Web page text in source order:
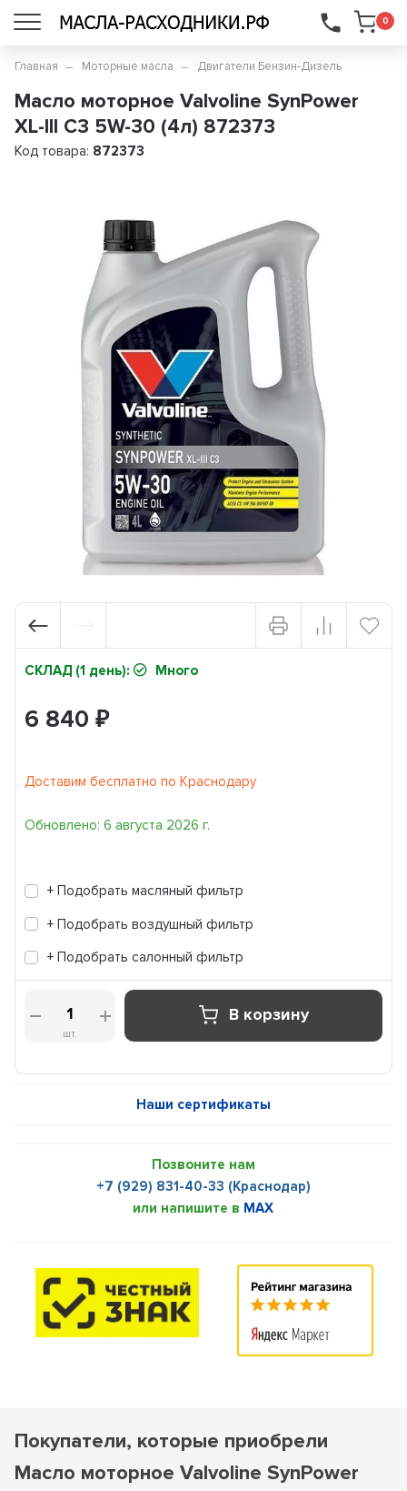
0
...
Главная Моторные масла Двигатели Бензин-Дизель
Масло моторное Valvoline SynPower
XL-III C3 5W-30 (4л) 872373
Код товара: 872373
СКЛАД (1 день): Много
6 840₽
Доставим бесплатно по Краснодару
Обновлено: 6 августа 2026 г.
+ Подобрать масляный фильтр
+ Подобрать воздушный фильтр
+ Подобрать салонный фильтр
шт.
В корзину
Наши сертификаты
Позвоните нам
+7 (929) 831-40-33 (Краснодар)
или напишите в MAX
Покупатели, которые приобрели
Масло моторное Valvoline SynPower